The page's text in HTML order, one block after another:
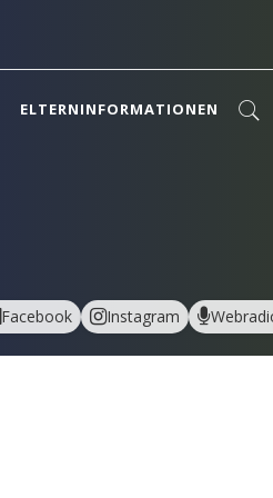
ELTERNINFORMATIONEN
Facebook Instagram